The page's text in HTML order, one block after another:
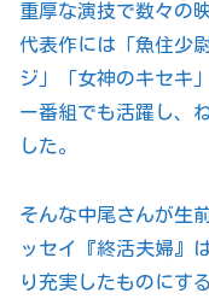
重厚な演技で数々の
代表作には「魚住少
ジ」「女神のキセキ
ー番組でも活躍し、
した。
そんな中尾さんが生
ッセイ『終活夫婦』
り充実したものにす